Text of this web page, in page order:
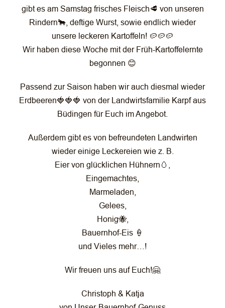
gibt es am Samstag frisches Fleisch🥩 von unseren
Rindern🐂, deftige Wurst, sowie endlich wieder
unsere leckeren Kartoffeln! 🥔🥔🥔
Wir haben diese Woche mit der Früh-Kartoffelernte
begonnen 😊
Passend zur Saison haben wir auch diesmal wieder
Erdbeeren🍓🍓🍓 von der Landwirtsfamilie Karpf aus
Büdingen für Euch im Angebot.
Außerdem gibt es von befreundeten Landwirten
wieder einige Leckereien wie z. B.
Eier von glücklichen Hühnern🥚,
Eingemachtes,
Marmeladen,
Gelees,
Honig🐝,
Bauernhof-Eis 🍦
und Vieles mehr…!
Wir freuen uns auf Euch!🤗
Christoph & Katja